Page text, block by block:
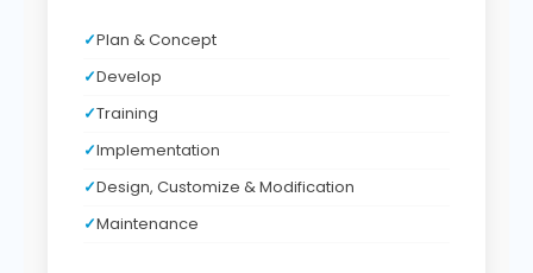
Plan & Concept
Develop
Training
Implementation
Design, Customize & Modification
Maintenance